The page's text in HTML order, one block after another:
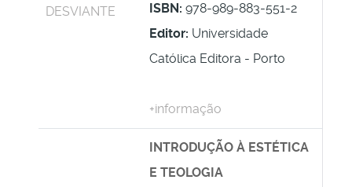
ISBN: 978-989-883-551-2
Editor: Universidade
Católica Editora - Porto
+informação
INTRODUÇÃO À ESTÉTICA
E TEOLOGIA